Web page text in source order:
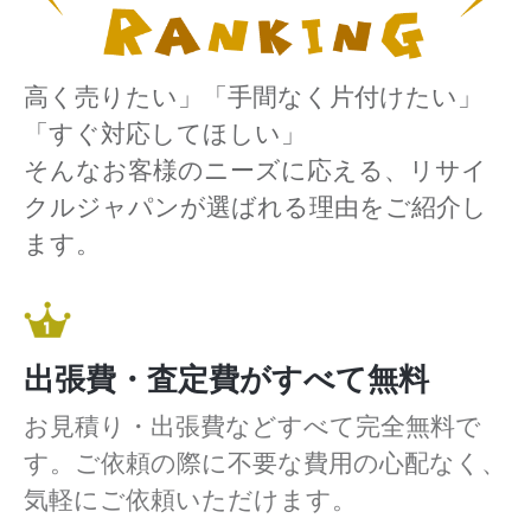
高く売りたい」「手間なく片付けたい」
「すぐ対応してほしい」
そんなお客様のニーズに応える、リサイ
クルジャパンが選ばれる理由をご紹介し
ます。
出張費・査定費がすべて無料
お見積り・出張費などすべて完全無料で
す。ご依頼の際に不要な費用の心配なく、
気軽にご依頼いただけます。